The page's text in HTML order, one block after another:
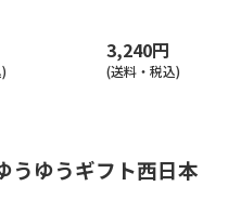
3,240円
(送料・税込)
ゆうギフト西日本